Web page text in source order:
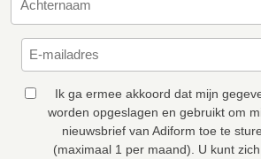
Ik ga ermee akkoord dat mijn
worden opgeslagen en gebruikt om
nieuwsbrief van Adiform toe te
(maximaal 1 per maand). U kunt